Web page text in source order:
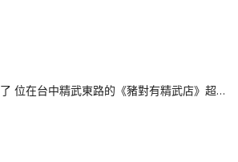
位在台中精武東路的《豬對有精武店》超…